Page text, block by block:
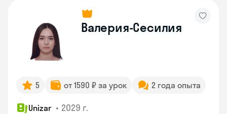
Валерия-Сесилия
5 от 1590 ₽ за урок 2 года опыта
Unizar • 2029 г.